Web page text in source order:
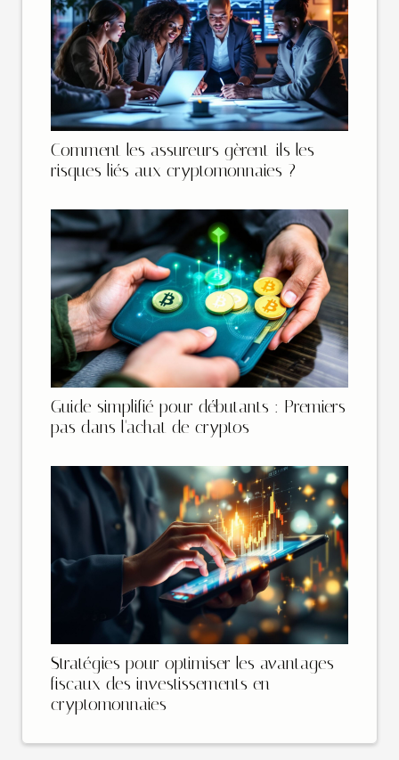
Comment les assureurs gèrent-ils les
risques liés aux cryptomonnaies ?
Guide simplifié pour débutants : Premiers
pas dans l'achat de cryptos
Stratégies pour optimiser les avantages
fiscaux des investissements en
cryptomonnaies